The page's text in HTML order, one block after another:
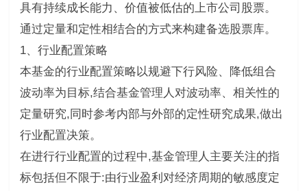
具有持续成长能力、价值被低估的上市公司股票。
通过定量和定性相结合的方式来构建备选股票库。
1、行业配置策略
本基金的行业配置策略以规避下行风险、降低组合
波动率为目标,结合基金管理人对波动率、相关性的
定量研究,同时参考内部与外部的定性研究成果,做出
行业配置决策。
在进行行业配置的过程中,基金管理人主要关注的指
标包括但不限于:由行业盈利对经济周期的敏感度定